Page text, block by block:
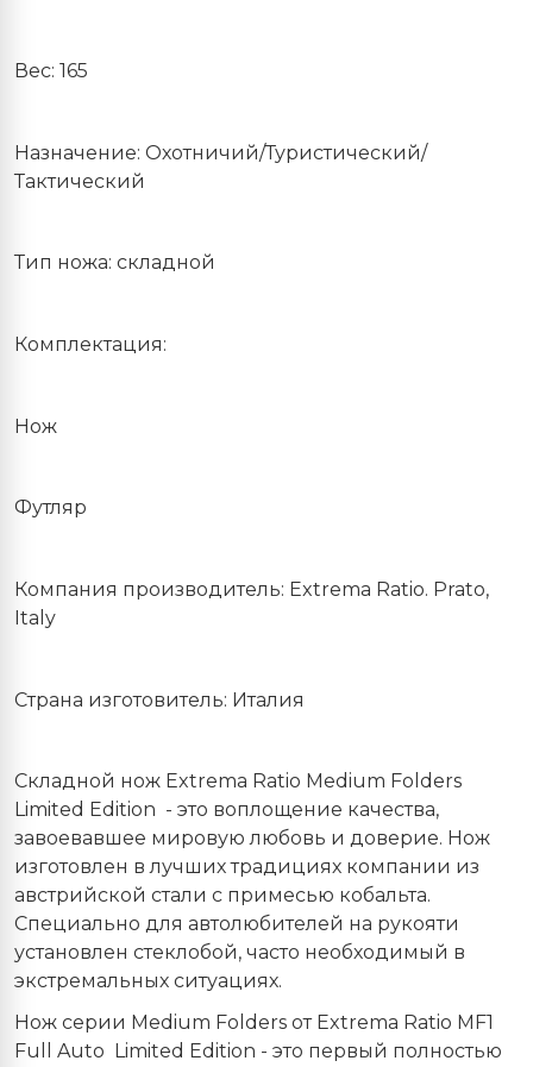
Вес: 165
Назначение: Охотничий/Туристический/
Тактический
Тип ножа: складной
Комплектация:
Нож
Футляр
Компания производитель: Extrema Ratio. Prato,
Italy
Страна изготовитель: Италия
Складной нож Extrema Ratio Medium Folders
Limited Edition - это воплощение качества,
завоевавшее мировую любовь и доверие. Нож
изготовлен в лучших традициях компании из
австрийской стали с примесью кобальта.
Специально для автолюбителей на рукояти
установлен стеклобой, часто необходимый в
экстремальных ситуациях.
Нож серии Medium Folders от Extrema Ratio MF1
Full Auto Limited Edition - это первый полностью